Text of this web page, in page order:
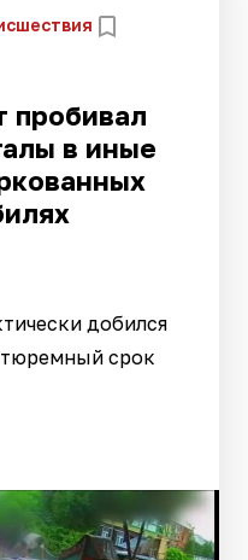
пробивал
в иные
добился
тюремный срок